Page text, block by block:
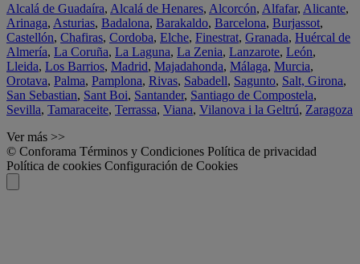
Alcalá de Guadaíra, Alcalá de Henares, Alcorcón, Alfafar, Alicante,
Arinaga, Asturias, Badalona, Barakaldo, Barcelona, Burjassot,
Castellón, Chafiras, Cordoba, Elche, Finestrat, Granada, Huércal de
Almería, La Coruña, La Laguna, La Zenia, Lanzarote, León,
Lleida, Los Barrios, Madrid, Majadahonda, Málaga, Murcia,
Orotava, Palma, Pamplona, Rivas, Sabadell, Sagunto, Salt, Girona,
San Sebastian, Sant Boi, Santander, Santiago de Compostela,
Sevilla, Tamaraceite, Terrassa, Viana, Vilanova i la Geltrú, Zaragoza
Ver más >>
© Conforama Términos y Condiciones Política de privacidad
Política de cookies Configuración de Cookies